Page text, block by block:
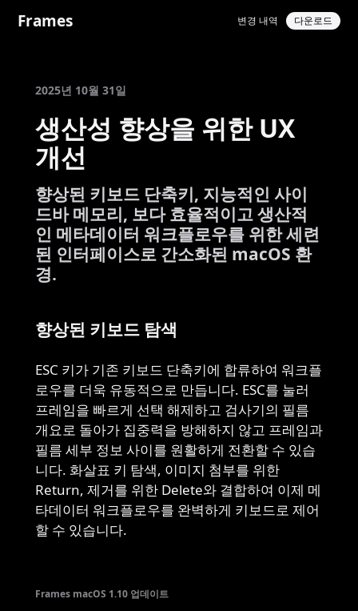
Frames 변경 내역 다운로드
2025년 10월 31일
생산성 향상을 위한 UX
개선
향상된 키보드 단축키, 지능적인 사이
드바 메모리, 보다 효율적이고 생산적
인 메타데이터 워크플로우를 위한 세련
된 인터페이스로 간소화된 macOS 환
경.
향상된 키보드 탐색
ESC 키가 기존 키보드 단축키에 합류하여 워크플
로우를 더욱 유동적으로 만듭니다. ESC를 눌러
프레임을 빠르게 선택 해제하고 검사기의 필름
개요로 돌아가 집중력을 방해하지 않고 프레임과
필름 세부 정보 사이를 원활하게 전환할 수 있습
니다. 화살표 키 탐색, 이미지 첨부를 위한
Return, 제거를 위한 Delete와 결합하여 이제 메
타데이터 워크플로우를 완벽하게 키보드로 제어
할 수 있습니다.
Frames macOS 1.10 업데이트